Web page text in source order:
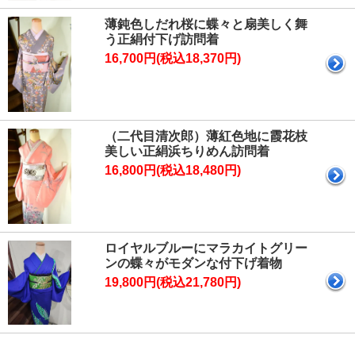
薄鈍色しだれ桜に蝶々と扇美しく舞
う正絹付下げ訪問着
16,700円(税込18,370円)
（二代目清次郎）薄紅色地に霞花枝
美しい正絹浜ちりめん訪問着
16,800円(税込18,480円)
ロイヤルブルーにマラカイトグリー
ンの蝶々がモダンな付下げ着物
19,800円(税込21,780円)